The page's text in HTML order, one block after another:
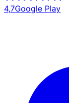
4,7Google Play